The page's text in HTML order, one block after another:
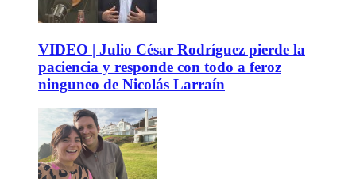
VIDEO | Julio César Rodríguez pierde la
paciencia y responde con todo a feroz
ninguneo de Nicolás Larraín